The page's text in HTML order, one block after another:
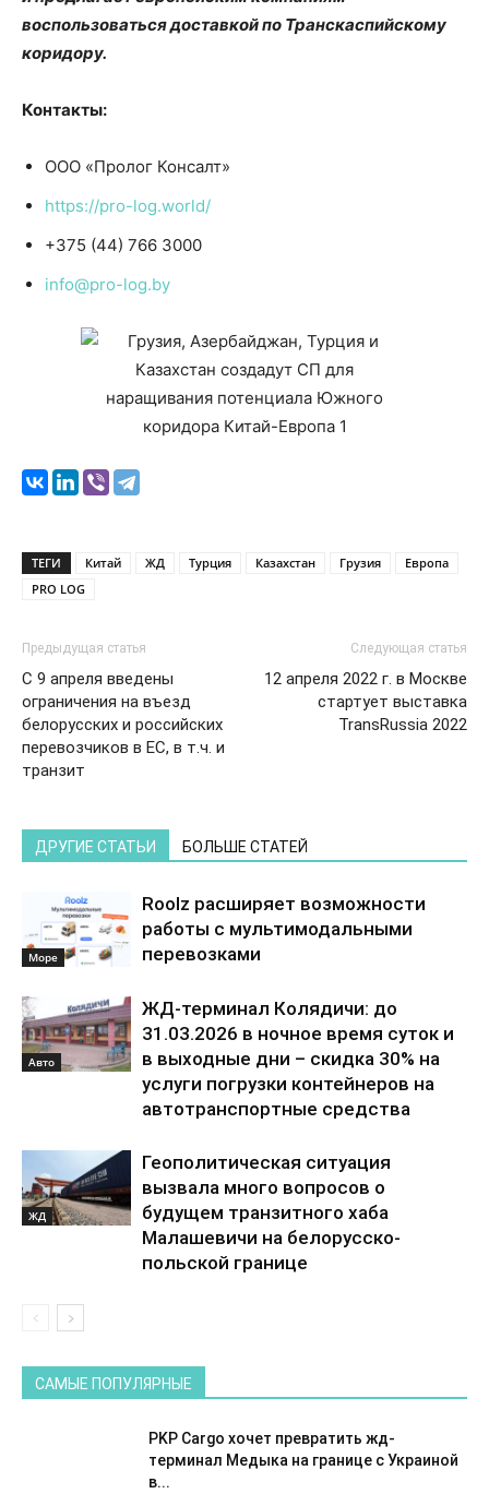
воспользоваться доставкой по Транскаспийскому
коридору.
Контакты:
ООО «Пролог Консалт»
https://pro-log.world/
+375 (44) 766 3000
info@pro-log.by
ТЕГИ Китай ЖД Турция Казахстан Грузия
Европа
PRO LOG
Предыдущая статья
С 9 апреля введены
ограничения на въезд
белорусских и российских
перевозчиков в ЕС, в т.ч. и
транзит
Следующая статья
12 апреля 2022 г. в Москве
стартует выставка
TransRussia 2022
ДРУГИЕ СТАТЬИ БОЛЬШЕ СТАТЕЙ
Море
Roolz расширяет возможности
работы с мультимодальными
перевозками
Авто
ЖД-терминал Колядичи: до
31.03.2026 в ночное время суток и
в выходные дни – скидка 30% на
услуги погрузки контейнеров на
автотранспортные средства
ЖД
Геополитическая ситуация
вызвала много вопросов о
будущем транзитного хаба
Малашевичи на белорусско-
польской границе
САМЫЕ ПОПУЛЯРНЫЕ
PKP Cargo хочет превратить жд-
терминал Медыка на границе с Украиной
в...